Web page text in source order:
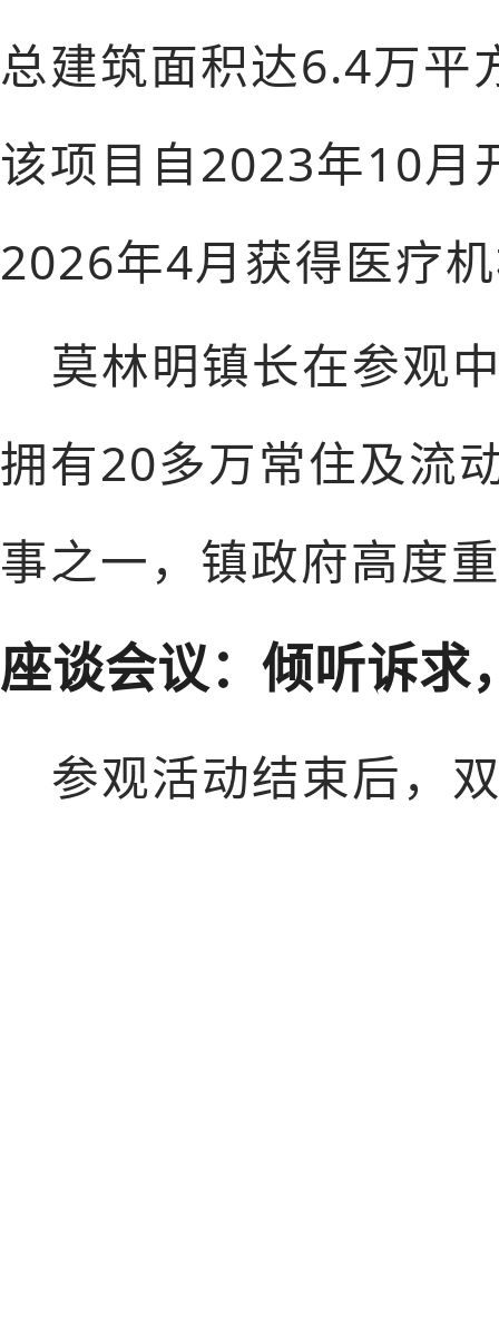
总建筑面积达6.4万平
该项目自2023年10月
2026年4月获得医疗
莫林明镇长在参观
拥有20多万常住及流
事之一，镇政府高度
座谈会议：倾听诉求
参观活动结束后，